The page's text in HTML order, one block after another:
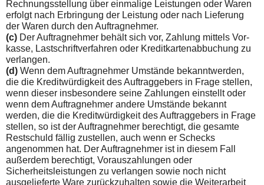
Rechnungsstellung über einmalige Leistungen oder Waren
erfolgt nach Erbringung der Leistung oder nach Lieferung
der Waren durch den Auftragnehmer.
(c) Der Auftragnehmer behält sich vor, Zahlung mittels Vor­
kasse, Lastschriftverfahren oder Kreditkartenabbuchung zu
verlangen.
(d) Wenn dem Auftragnehmer Umstände bekanntwerden,
die die Kreditwürdigkeit des Auftraggebers in Frage stellen,
wenn dieser insbesondere seine Zahlungen einstellt oder
wenn dem Auftragnehmer andere Umstände bekannt
werden, die die Kre­ditwürdigkeit des Auftraggebers in Frage
stellen, so ist der Auf­tragnehmer berechtigt, die gesamte
Restschuld fällig zustellen, auch wenn er Schecks
angenommen hat. Der Auftragnehmer ist in diesem Fall
außerdem berechtigt, Vorauszahlungen oder
Sicherheitsleistungen zu verlangen sowie noch nicht
ausgelie­ferte Ware zurückzuhalten sowie die Weiterarbeit